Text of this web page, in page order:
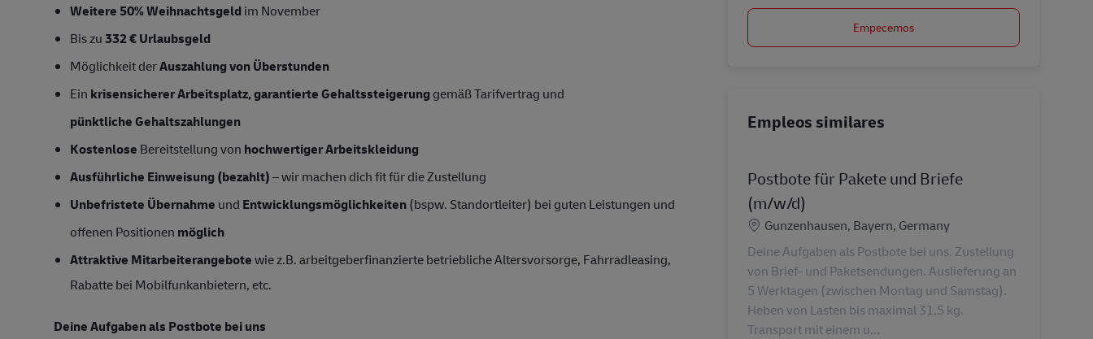
Weitere 50% Weihnachtsgeldim November
Bis zu332 € Urlaubsgeld
Möglichkeit derAuszahlung von Überstunden
Ein krisensicherer Arbeitsplatz, garantierte Gehaltssteigerung gemäß Tarifvertrag und
pünktliche Gehaltszahlungen
Kostenlose Bereitstellung von hochwertiger Arbeitskleidung
Ausführliche Einweisung (bezahlt)– wir machen dich fit für die Zustellung
Unbefristete Übernahme und Entwicklungsmöglichkeiten(bspw. Standortleiter) bei guten Leistungen und
offenen Positionen möglich
Attraktive Mitarbeiterangebotewie z.B. arbeitgeberfinanzierte betriebliche Altersvorsorge, Fahrradleasing,
Rabatte bei Mobilfunkanbietern, etc.
Deine Aufgaben als Postbote bei uns
Empecemos
Empleos similares
Postbote für Pakete und Briefe
(m/w/d)
Ubicación
Gunzenhausen, Bayern, Germany
Deine Aufgaben als Postbote bei uns. Zustellung
von Brief- und Paketsendungen. Auslieferung an
5 Werktagen (zwischen Montag und Samstag).
Heben von Lasten bis maximal 31,5 kg.
Transport mit einem u...